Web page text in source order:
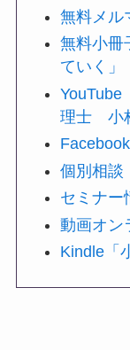
無料メル
無料小冊
ていく」
YouTube
理士 小
個別相談
セミナー
動画オン
Kindle「